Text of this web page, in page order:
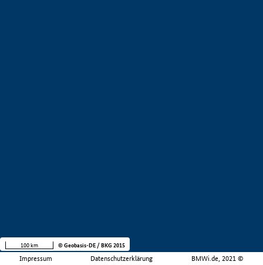
Impressum Datenschutzerklärung BMWi.de, 2021 ©
100 km © Geobasis-DE / BKG 2015